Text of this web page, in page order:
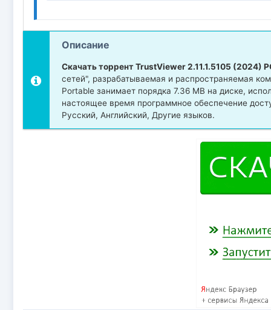
Описание
Скачать торрент TrustViewer 2.11.1.5105 (2024)
сетей", разрабатываемая и распространяемая
Portable занимает порядка 7.36 MB на диске,
настоящее время программное обеспечение
Русский, Английский, Другие языков.